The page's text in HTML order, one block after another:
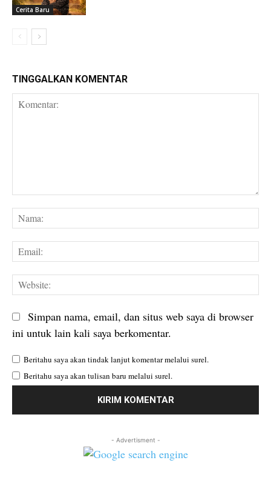
Cerita Baru
TINGGALKAN KOMENTAR
Simpan nama, email, dan situs web saya di browser
ini untuk lain kali saya berkomentar.
Beritahu saya akan tindak lanjut komentar melalui surel.
Beritahu saya akan tulisan baru melalui surel.
- Advertisment -